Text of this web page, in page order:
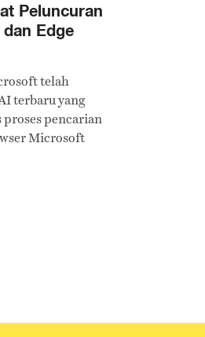
Peluncuran
Edge
telah
terbaru yang
pencarian
Microsoft